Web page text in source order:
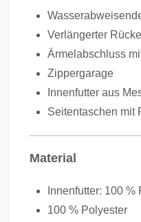
Verlängerter
Ärmelabschluss
Zippergarage
Innenfutter aus
Seitentaschen mit
Material
Innenfutter: 100 %
100 % Polyester